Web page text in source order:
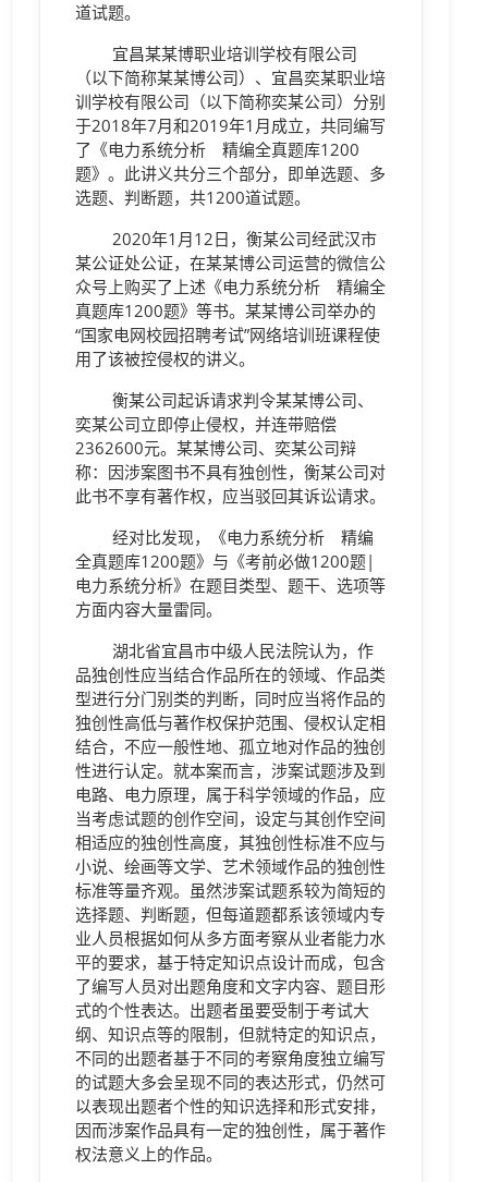
道试题。
宜昌某某博职业培训学校有限公司
（以下简称某某博公司）、宜昌奕某职业培
训学校有限公司（以下简称奕某公司）分别
于2018年7月和2019年1月成立，共同编写
了《电力系统分析 精编全真题库1200
题》。此讲义共分三个部分，即单选题、多
选题、判断题，共1200道试题。
2020年1月12日，衡某公司经武汉市
某公证处公证，在某某博公司运营的微信公
众号上购买了上述《电力系统分析 精编全
真题库1200题》等书。某某博公司举办的
“国家电网校园招聘考试”网络培训班课程使
用了该被控侵权的讲义。
衡某公司起诉请求判令某某博公司、
奕某公司立即停止侵权，并连带赔偿
2362600元。某某博公司、奕某公司辩
称：因涉案图书不具有独创性，衡某公司对
此书不享有著作权，应当驳回其诉讼请求。
经对比发现，《电力系统分析 精编
全真题库1200题》与《考前必做1200题|
电力系统分析》在题目类型、题干、选项等
方面内容大量雷同。
湖北省宜昌市中级人民法院认为，作
品独创性应当结合作品所在的领域、作品类
型进行分门别类的判断，同时应当将作品的
独创性高低与著作权保护范围、侵权认定相
结合，不应一般性地、孤立地对作品的独创
性进行认定。就本案而言，涉案试题涉及到
电路、电力原理，属于科学领域的作品，应
当考虑试题的创作空间，设定与其创作空间
相适应的独创性高度，其独创性标准不应与
小说、绘画等文学、艺术领域作品的独创性
标准等量齐观。虽然涉案试题系较为简短的
选择题、判断题，但每道题都系该领域内专
业人员根据如何从多方面考察从业者能力水
平的要求，基于特定知识点设计而成，包含
了编写人员对出题角度和文字内容、题目形
式的个性表达。出题者虽要受制于考试大
纲、知识点等的限制，但就特定的知识点，
不同的出题者基于不同的考察角度独立编写
的试题大多会呈现不同的表达形式，仍然可
以表现出题者个性的知识选择和形式安排，
因而涉案作品具有一定的独创性，属于著作
权法意义上的作品。